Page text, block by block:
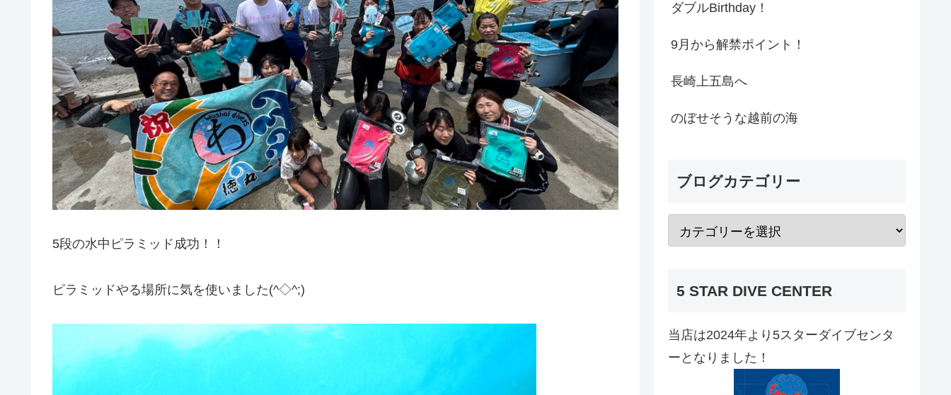
5段の水中ピラミッド成功！！
ピラミッドやる場所に気を使いました(^◇^;)
ダブルBirthday！
9月から解禁ポイント！
長崎上五島へ
のぼせそうな越前の海
ブログカテゴリー
5 STAR DIVE CENTER
当店は2024年より5スターダイブセンタ
ーとなりました！